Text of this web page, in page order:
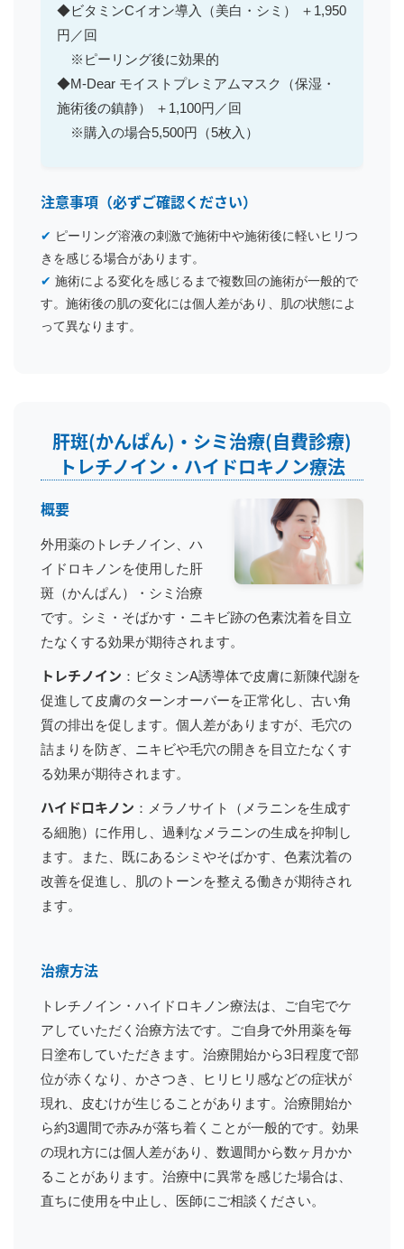
◆ビタミンCイオン導入（美白・シミ） ＋1,950
円／回
※ピーリング後に効果的
◆M-Dear モイストプレミアムマスク（保湿・
施術後の鎮静） ＋1,100円／回
※購入の場合5,500円（5枚入）
注意事項（必ずご確認ください）
✔ ピーリング溶液の刺激で施術中や施術後に軽いヒリつ
きを感じる場合があります。
✔ 施術による変化を感じるまで複数回の施術が一般的で
す。施術後の肌の変化には個人差があり、肌の状態によ
って異なります。
肝斑(かんぱん)・シミ治療(自費診療)
トレチノイン・ハイドロキノン療法
概要
外用薬のトレチノイン、ハ
イドロキノンを使用した肝
斑（かんぱん）・シミ治療
です。シミ・そばかす・ニキビ跡の色素沈着を目立
たなくする効果が期待されます。
トレチノイン ：ビタミンA誘導体で皮膚に新陳代謝を
促進して皮膚のターンオーバーを正常化し、古い角
質の排出を促します。個人差がありますが、毛穴の
詰まりを防ぎ、ニキビや毛穴の開きを目立たなくす
る効果が期待されます。
ハイドロキノン ：メラノサイト（メラニンを生成す
る細胞）に作用し、過剰なメラニンの生成を抑制し
ます。また、既にあるシミやそばかす、色素沈着の
改善を促進し、肌のトーンを整える働きが期待され
ます。
治療方法
トレチノイン・ハイドロキノン療法は、ご自宅でケ
アしていただく治療方法です。ご自身で外用薬を毎
日塗布していただきます。治療開始から3日程度で部
位が赤くなり、かさつき、ヒリヒリ感などの症状が
現れ、皮むけが生じることがあります。治療開始か
ら約3週間で赤みが落ち着くことが一般的です。効果
の現れ方には個人差があり、数週間から数ヶ月かか
ることがあります。治療中に異常を感じた場合は、
直ちに使用を中止し、医師にご相談ください。